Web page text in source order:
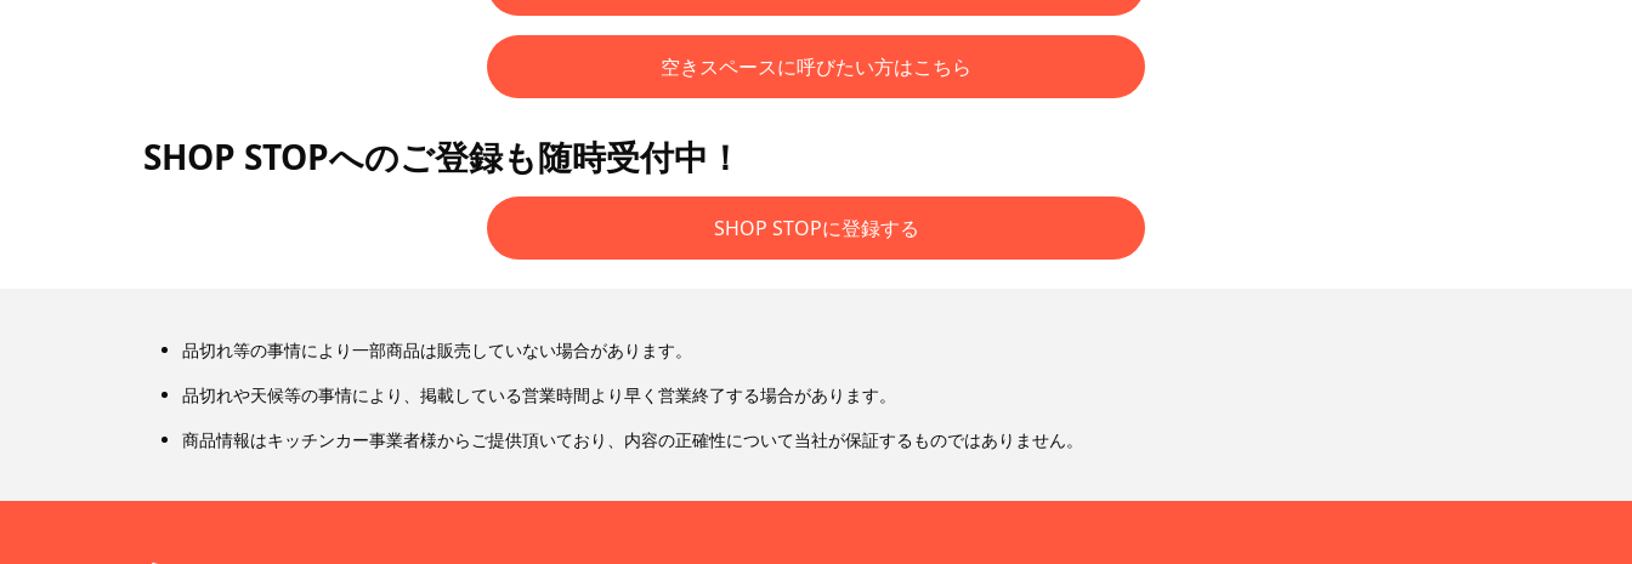
空きスペースに呼びたい方はこちら
SHOP STOPへのご登録も随時受付中！
SHOP STOPに登録する
品切れ等の事情により一部商品は販売していない場合があります。
品切れや天候等の事情により、掲載している営業時間より早く営業終了する場合があります。
商品情報はキッチンカー事業者様からご提供頂いており、内容の正確性について当社が保証するものではありません。